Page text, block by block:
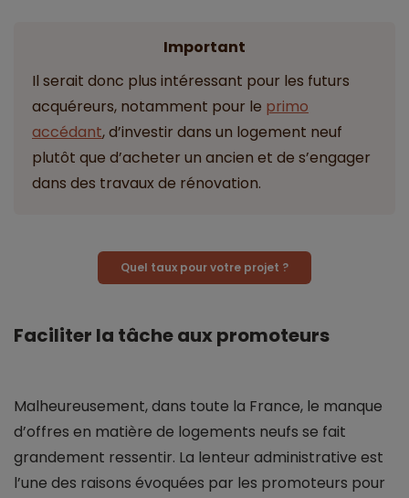
Important
Il serait donc plus intéressant pour les futurs
acquéreurs, notamment pour le primo
accédant, d’investir dans un logement neuf
plutôt que d’acheter un ancien et de s’engager
dans des travaux de rénovation.
Quel taux pour votre projet ?
Faciliter la tâche aux promoteurs
Malheureusement, dans toute la France, le manque
d’offres en matière de logements neufs se fait
grandement ressentir. La lenteur administrative est
l’une des raisons évoquées par les promoteurs pour